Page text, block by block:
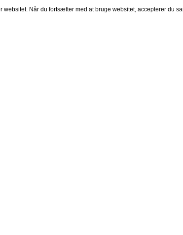
Når du fortsætter med at bruge websitet, accepterer du